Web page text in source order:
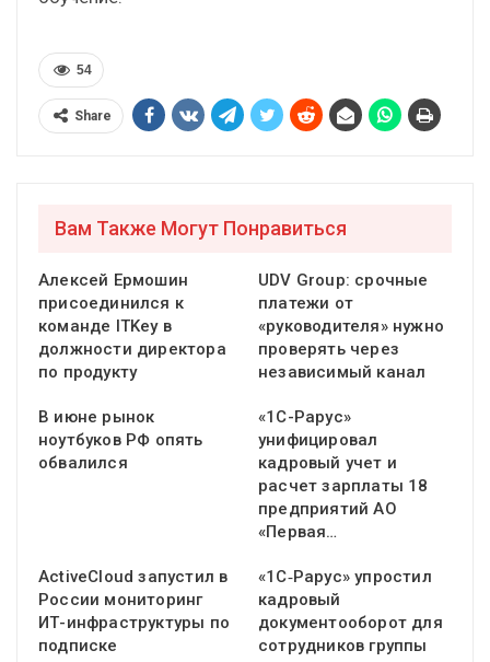
54
Share
Вам Также Могут Понравиться
Алексей Ермошин
присоединился к
команде ITKey в
должности директора
по продукту
UDV Group: срочные
платежи от
«руководителя» нужно
проверять через
независимый канал
В июне рынок
ноутбуков РФ опять
обвалился
«1С-Рарус»
унифицировал
кадровый учет и
расчет зарплаты 18
предприятий АО
«Первая…
ActiveCloud запустил в
России мониторинг
ИТ-инфраструктуры по
подписке
«1С‑Рарус» упростил
кадровый
документооборот для
сотрудников группы